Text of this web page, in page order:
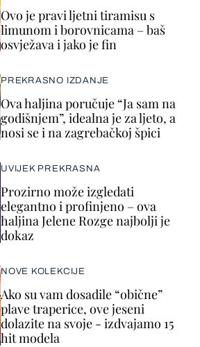
Ovo je pravi ljetni tiramisu s
limunom i borovnicama – baš
osvježava i jako je fin
PREKRASNO IZDANJE
Ova haljina poručuje “Ja sam na
godišnjem”, idealna je za ljeto, a
nosi se i na zagrebačkoj špici
UVIJEK PREKRASNA
Prozirno može izgledati
elegantno i profinjeno – ova
haljina Jelene Rozge najbolji je
dokaz
NOVE KOLEKCIJE
Ako su vam dosadile “obične”
plave traperice, ove jeseni
dolazite na svoje - izdvajamo 15
hit modela